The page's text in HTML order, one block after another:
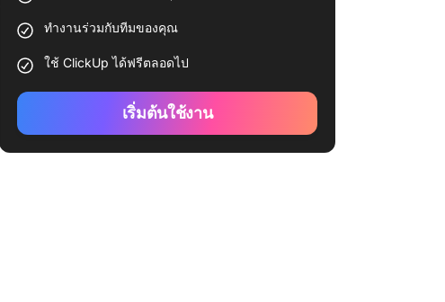
ทำงานร่วมกับทีมของคุณ
ใช้ ClickUp ได้ฟรีตลอดไป
เริ่มต้นใช้งาน